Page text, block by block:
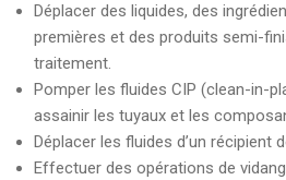
Déplacer des liquides, des
premières et des produits semi-
traitement.
Pomper les fluides CIP (clean-in-
assainir les tuyaux et les
Déplacer les fluides d’un récipient
Effectuer des opérations de